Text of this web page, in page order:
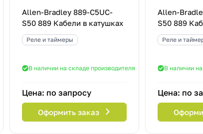
Allen-Bradley 889-C5UC-
S50 889 Кабели в катушках
Реле и таймеры
В наличии на складе производителя
Цена: по запросу
Оформить заказ
Allen-
S50 889
Реле и
В наличии
Цена: по